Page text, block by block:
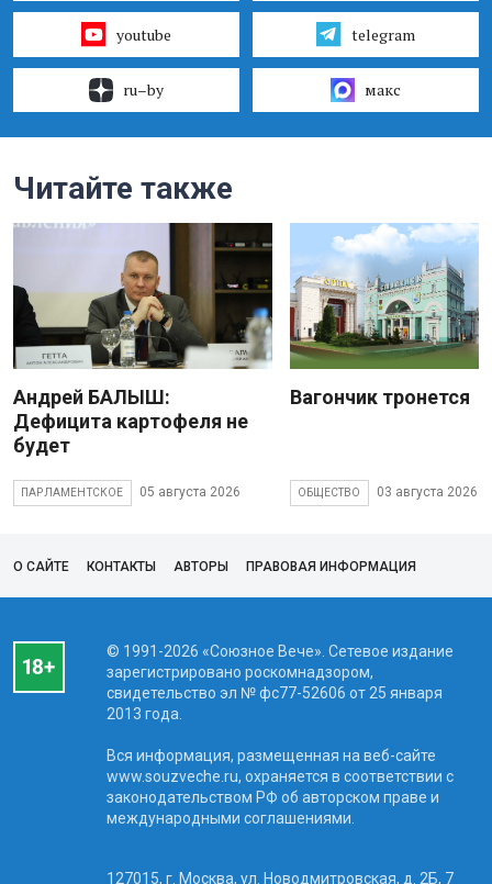
youtube telegram
ru–by макс
Читайте также
Андрей БАЛЫШ:
Дефицита картофеля не
будет
ПАРЛАМЕНТСКОЕ 05 августа 2026
Вагончик тронется
ОБЩЕСТВО 03 августа 2026
О САЙТЕ КОНТАКТЫ АВТОРЫ ПРАВОВАЯ ИНФОРМАЦИЯ
© 1991-2026 «Союзное Вече». Сетевое издание
зарегистрировано роскомнадзором,
свидетельство эл № фc77-52606 от 25 января
2013 года.
Вся информация, размещенная на веб-сайте
www.souzveche.ru, охраняется в соответствии с
законодательством РФ об авторском праве и
международными соглашениями.
127015, г. Москва, ул. Новодмитровская, д. 2Б, 7